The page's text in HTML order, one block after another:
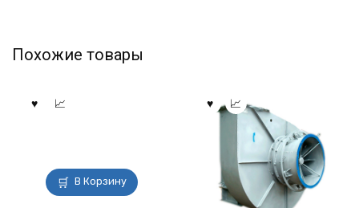
Похожие товары
В Корзину